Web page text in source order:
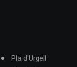
Pla d'Urgell